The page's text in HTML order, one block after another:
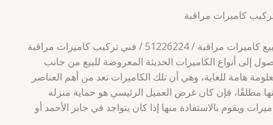
في الحقيقة يبحث الكثير من العملاء عن للبيع كاميرات مراقبة / 51226224 / فني تركيب كاميرات مراقبة
إلى أنواع الكاميرات الحديثة المعروضة للبيع من جانب
هامة للغاية، وهي أن تلك الكاميرات تعد من أهم العناصر
مطلقًا، فإن كان غرض العميل الرئيسي هو حماية منزله
ويقوم بالاستفادة منها إذا كان يتواجد في جابر الأحمد أو